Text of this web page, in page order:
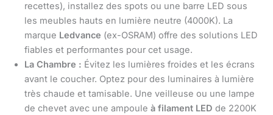
recettes), installez des spots ou une barre LED sous
les meubles hauts en lumière neutre (4000K). La
marque Ledvance (ex-OSRAM) offre des solutions LED
fiables et performantes pour cet usage.
La Chambre : Évitez les lumières froides et les écrans
avant le coucher. Optez pour des luminaires à lumière
très chaude et tamisable. Une veilleuse ou une lampe
de chevet avec une ampoule à filament LED de 2200K